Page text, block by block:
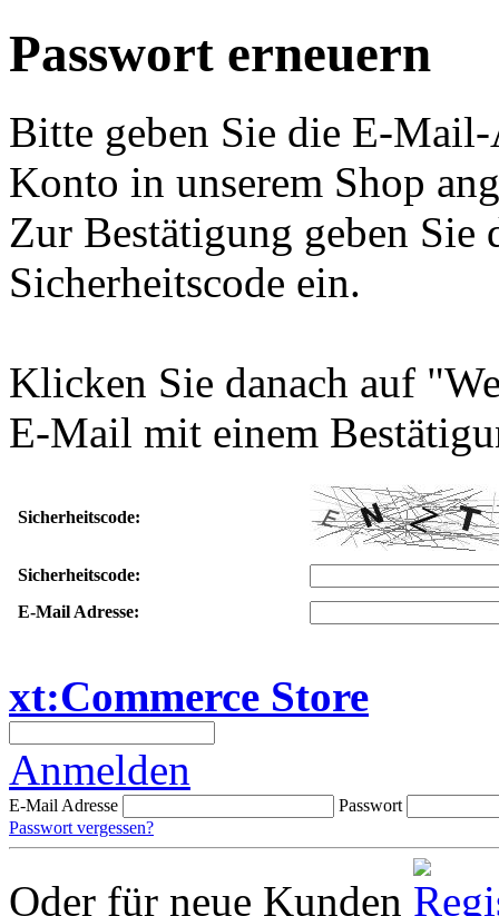
Passwort erneuern
Bitte geben Sie die E-
Konto in unserem Shop
Zur Bestätigung geben Sie
Sicherheitscode ein.
Klicken Sie danach auf
E-Mail mit einem
Sicherheitscode:
Sicherheitscode:
E-Mail Adresse:
xt:Commerce Store
Anmelden
E-Mail Adresse
Passwort
Passwort vergessen?
Oder für neue Kunden